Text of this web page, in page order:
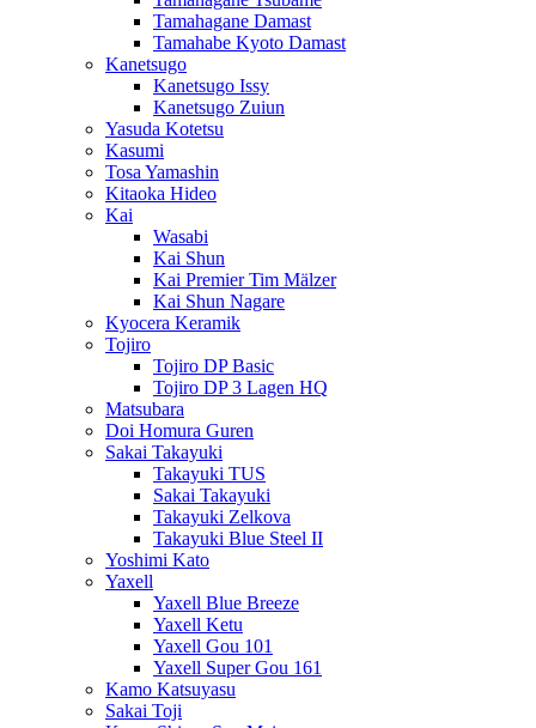
Tamahagane Damast
Tamahabe Kyoto Damast
Kanetsugo
Kanetsugo Issy
Kanetsugo Zuiun
Yasuda Kotetsu
Kasumi
Tosa Yamashin
Kitaoka Hideo
Kai
Wasabi
Kai Shun
Kai Premier Tim Mälzer
Kai Shun Nagare
Kyocera Keramik
Tojiro
Tojiro DP Basic
Tojiro DP 3 Lagen HQ
Matsubara
Doi Homura Guren
Sakai Takayuki
Takayuki TUS
Sakai Takayuki
Takayuki Zelkova
Takayuki Blue Steel II
Yoshimi Kato
Yaxell
Yaxell Blue Breeze
Yaxell Ketu
Yaxell Gou 101
Yaxell Super Gou 161
Kamo Katsuyasu
Sakai Toji